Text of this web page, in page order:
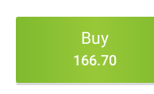
Buy
166.70